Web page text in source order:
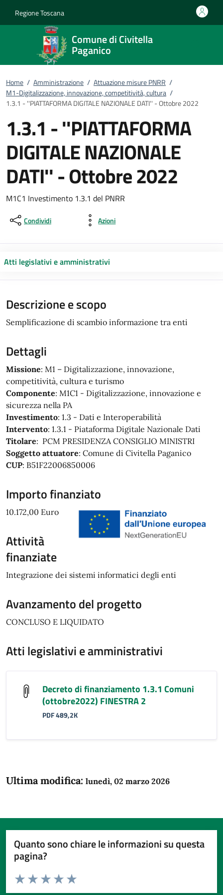
Regione Toscana
Comune di Civitella
Paganico
Home / Amministrazione / Attuazione misure PNRR /
M1-Digitalizzazione, innovazione, competitività, cultura /
1.3.1 - ''PIATTAFORMA DIGITALE NAZIONALE DATI'' - Ottobre 2022
1.3.1 - ''PIATTAFORMA
DIGITALE NAZIONALE
DATI'' - Ottobre 2022
M1C1 Investimento 1.3.1 del PNRR
Condividi Azioni
Atti legislativi e amministrativi
Descrizione e scopo
Semplificazione di scambio informazione tra enti
Dettagli
Missione: M1 – Digitalizzazione, innovazione,
competitività, cultura e turismo
Componente: M1C1 - Digitalizzazione, innovazione e
sicurezza nella PA
Investimento: 1.3 - Dati e Interoperabilità
Intervento: 1.3.1 - Piataforma Digitale Nazionale Dati
Titolare: PCM PRESIDENZA CONSIGLIO MINISTRI
Soggetto attuatore: Comune di Civitella Paganico
CUP: B51F22006850006
Importo finanziato
10.172,00 Euro
Attività
finanziate
Integrazione dei sistemi informatici degli enti
Avanzamento del progetto
CONCLUSO E LIQUIDATO
Atti legislativi e amministrativi
Decreto di finanziamento 1.3.1 Comuni
(ottobre2022) FINESTRA 2
PDF 489,2K
Ultima modifica: lunedì, 02 marzo 2026
Quanto sono chiare le informazioni su questa
pagina?
Domanda
Valuta da 1 a 5 stelle la pagina
Valuta 5 stelle su 5
Valuta 4 stelle su 5
Valuta 3 stelle su 5
Valuta 2 stelle su 5
Valuta 1 stelle su 5